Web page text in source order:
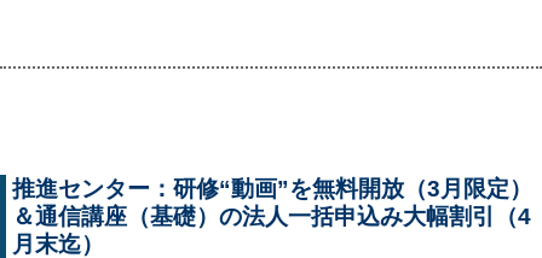
推進センター：研修“動画”を無料開放（3月限定）
＆通信講座（基礎）の法人一括申込み大幅割引（4
月末迄）